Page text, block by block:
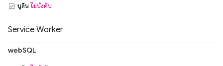
บูลีน ไม่บังคับ
Service Worker
webSQL